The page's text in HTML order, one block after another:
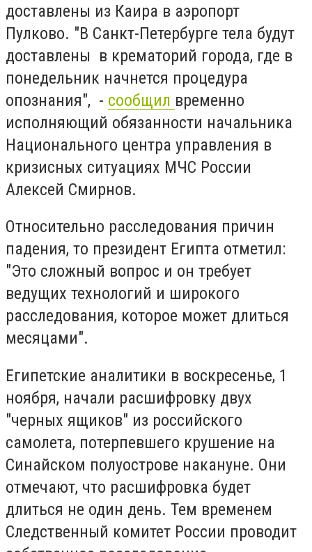
доставлены из Каира в аэропорт
Пулково. "В Санкт-Петербурге тела будут
доставлены в крематорий города, где в
понедельник начнется процедура
опознания", - сообщил временно
исполняющий обязанности начальника
Национального центра управления в
кризисных ситуациях МЧС России
Алексей Смирнов.
Относительно расследования причин
падения, то президент Египта отметил:
"Это сложный вопрос и он требует
ведущих технологий и широкого
расследования, которое может длиться
месяцами".
Египетские аналитики в воскресенье, 1
ноября, начали расшифровку двух
"черных ящиков" из российского
самолета, потерпевшего крушение на
Синайском полуострове накануне. Они
отмечают, что расшифровка будет
длиться не один день. Тем временем
Следственный комитет России проводит